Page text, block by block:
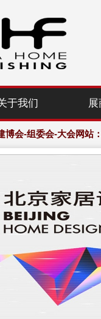
于我们
博会-组委会-大会网站
博会-组委会-大会网站
年北京国际家居产